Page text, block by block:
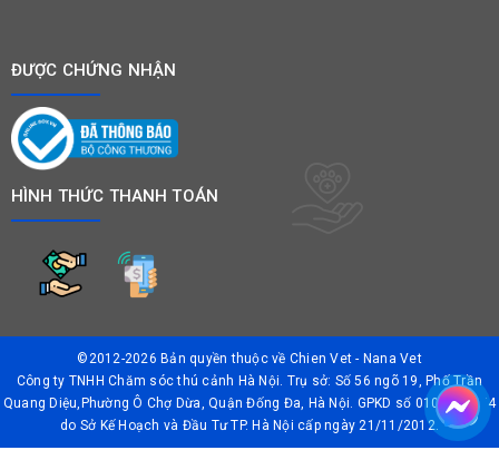
ĐƯỢC CHỨNG NHẬN
HÌNH THỨC THANH TOÁN
©2012-2026 Bản quyền thuộc về Chien Vet - Nana Vet
Công ty TNHH Chăm sóc thú cảnh Hà Nội. Trụ sở: Số 56 ngõ 19, Phố Trần
Quang Diệu,Phường Ô Chợ Dừa, Quận Đống Đa, Hà Nội. GPKD số 0106042874
do Sở Kế Hoạch và Đầu Tư TP. Hà Nội cấp ngày 21/11/2012.